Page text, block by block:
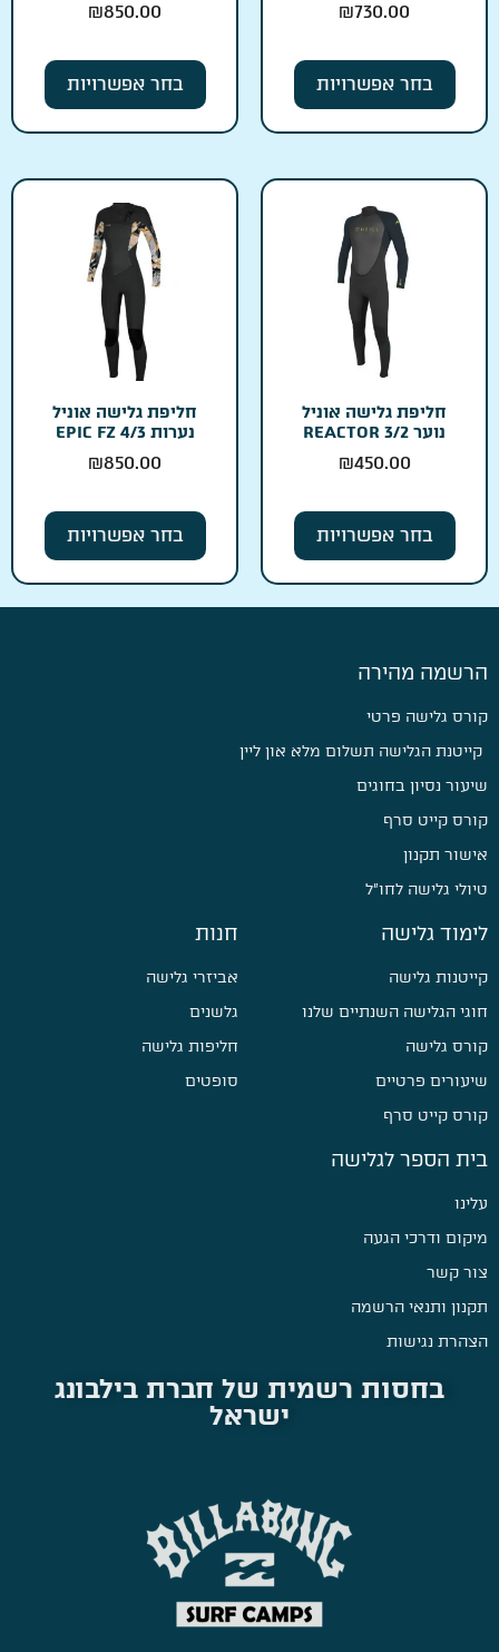
₪730.00
בחר אפשרויות
₪850.00
בחר אפשרויות
חליפת גלישה אוניל
נוער REACTOR 3/2
₪450.00
בחר אפשרויות
חליפת גלישה אוניל
נערות EPIC FZ 4/3
₪850.00
בחר אפשרויות
הרשמה מהירה
קורס גלישה פרטי
קייטנת הגלישה תשלום מלא און ליין
שיעור נסיון בחוגים
קורס קייט סרף
אישור תקנון
טיולי גלישה לחו״ל
לימוד גלישה
קייטנות גלישה
חוגי הגלישה השנתיים שלנו
קורס גלישה
שיעורים פרטיים
קורס קייט סרף
חנות
אביזרי גלישה
גלשנים
חליפות גלישה
סופטים
בית הספר לגלישה
עלינו
מיקום ודרכי הגעה
צור קשר
תקנון ותנאי הרשמה
הצהרת נגישות
בחסות רשמית של חברת בילבונג
ישראל